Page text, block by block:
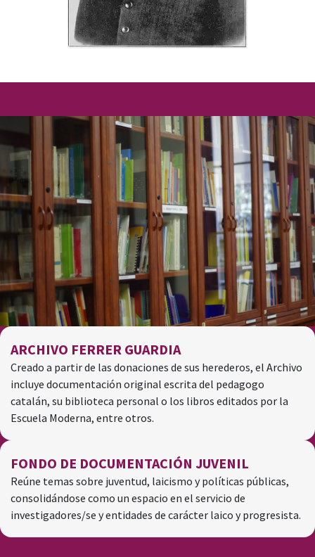
ARCHIVO FERRER GUARDIA
Creado a partir de las donaciones de sus herederos, el Archivo
incluye documentación original escrita del pedagogo
catalán, su biblioteca personal o los libros editados por la
Escuela Moderna, entre otros.
FONDO DE DOCUMENTACIÓN JUVENIL
Reúne temas sobre juventud, laicismo y políticas públicas,
consolidándose como un espacio en el servicio de
investigadores/se y entidades de carácter laico y progresista​.